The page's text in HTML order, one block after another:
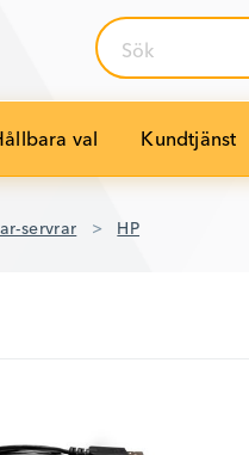
Sök
val Kundtjänst
servrar HP